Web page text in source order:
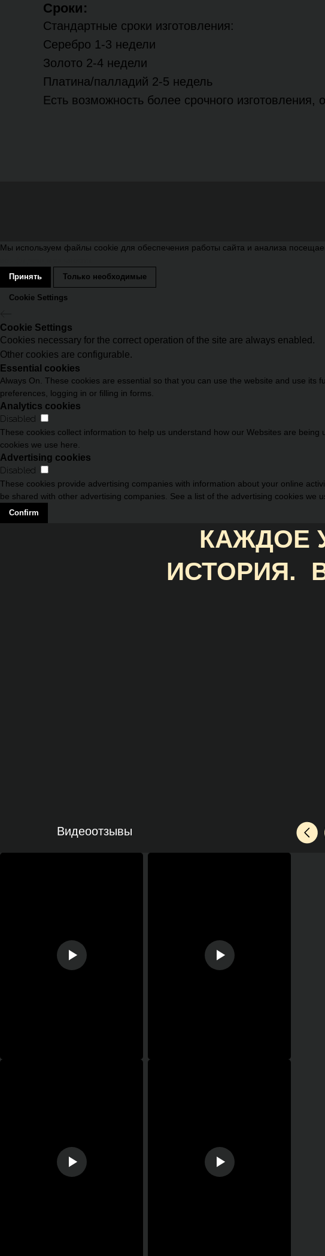
Сроки:
Стандартные сроки изготовления:
Серебро 1-3 недели
Золото 2-4 недели
Платина/палладий 2-5 недель
Есть возможность более срочного изготовления,
Мы используем файлы cookie для обеспечения работы сайта и анализа
Принять Только необходимые
Cookie Settings
Cookie Settings
Cookies necessary for the correct operation of the site are always enabled.
Other cookies are configurable.
Essential cookies
Always On. These cookies are essential so that you can use the website and use
preferences, logging in or filling in forms.
Analytics cookies
Disabled
These cookies collect information to help us understand how our Websites are
cookies we use here.
Advertising cookies
Disabled
These cookies provide advertising companies with information about your online
be shared with other advertising companies. See a list of the advertising cookies we
Confirm
КАЖДОЕ
ИСТОРИЯ.
Видеоотзывы